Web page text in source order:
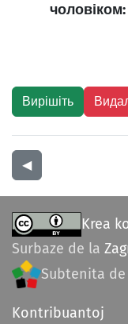
чоловіком:
◀︎
Krea
Surbaze de la
Subtenita de
Kontribuantoj